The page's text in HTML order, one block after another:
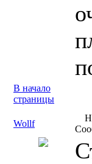
В начало
страницы
Wollf